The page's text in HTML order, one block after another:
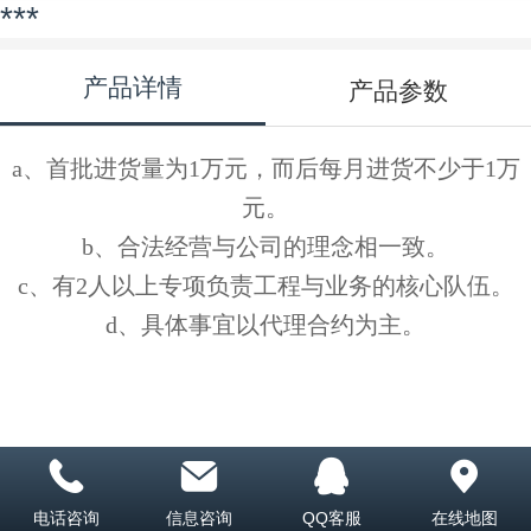
***
产品详情 产品参数
a、首批进货量为1万元，而后每月进货不少于1万
元。
b、合法经营与公司的理念相一致。
c、有2人以上专项负责工程与业务的核心队伍。
d 、具体事宜以代理合约为主。
电话咨询 信息咨询 QQ客服 在线地图